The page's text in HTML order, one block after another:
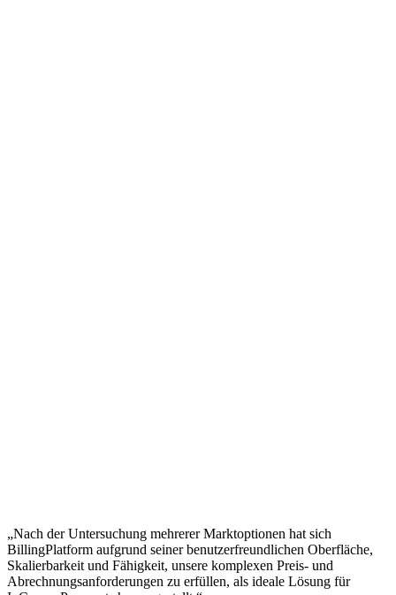
„Nach der Untersuchung mehrerer Marktoptionen hat sich
BillingPlatform aufgrund seiner benutzerfreundlichen Oberfläche,
Skalierbarkeit und Fähigkeit, unsere komplexen Preis- und
Abrechnungsanforderungen zu erfüllen, als ideale Lösung für